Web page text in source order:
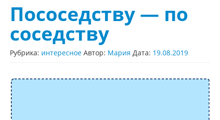
Пососедству — по
соседству
Рубрика: интересное Автор: Мария Дата: 19.08.2019